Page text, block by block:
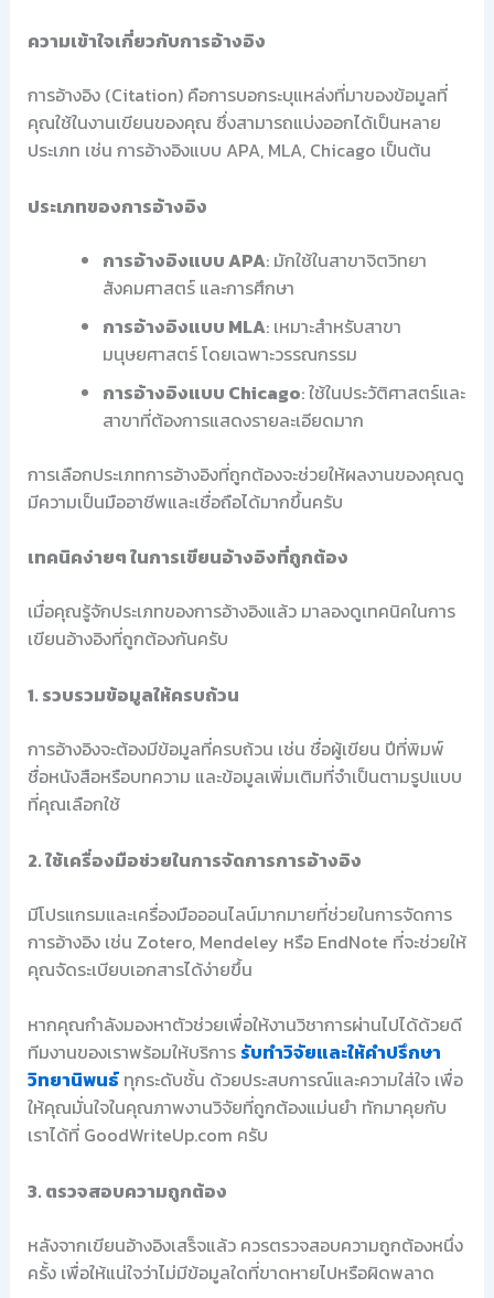
ความเข้าใจเกี่ยวกับการอ้างอิง
การอ้างอิง (Citation) คือการบอกระบุแหล่งที่มาของข้อมูลที่
คุณใช้ในงานเขียนของคุณ ซึ่งสามารถแบ่งออกได้เป็นหลาย
ประเภท เช่น การอ้างอิงแบบ APA, MLA, Chicago เป็นต้น
ประเภทของการอ้างอิง
การอ้างอิงแบบ APA: มักใช้ในสาขาจิตวิทยา
สังคมศาสตร์ และการศึกษา
การอ้างอิงแบบ MLA: เหมาะสำหรับสาขา
มนุษยศาสตร์ โดยเฉพาะวรรณกรรม
การอ้างอิงแบบ Chicago: ใช้ในประวัติศาสตร์และ
สาขาที่ต้องการแสดงรายละเอียดมาก
การเลือกประเภทการอ้างอิงที่ถูกต้องจะช่วยให้ผลงานของคุณดู
มีความเป็นมืออาชีพและเชื่อถือได้มากขึ้นครับ
เทคนิคง่ายๆ ในการเขียนอ้างอิงที่ถูกต้อง
เมื่อคุณรู้จักประเภทของการอ้างอิงแล้ว มาลองดูเทคนิคในการ
เขียนอ้างอิงที่ถูกต้องกันครับ
1. รวบรวมข้อมูลให้ครบถ้วน
การอ้างอิงจะต้องมีข้อมูลที่ครบถ้วน เช่น ชื่อผู้เขียน ปีที่พิมพ์
ชื่อหนังสือหรือบทความ และข้อมูลเพิ่มเติมที่จำเป็นตามรูปแบบ
ที่คุณเลือกใช้
2. ใช้เครื่องมือช่วยในการจัดการการอ้างอิง
มีโปรแกรมและเครื่องมือออนไลน์มากมายที่ช่วยในการจัดการ
การอ้างอิง เช่น Zotero, Mendeley หรือ EndNote ที่จะช่วยให้
คุณจัดระเบียบเอกสารได้ง่ายขึ้น
หากคุณกำลังมองหาตัวช่วยเพื่อให้งานวิชาการผ่านไปได้ด้วยดี
ทีมงานของเราพร้อมให้บริการ รับทำวิจัยและให้คำปรึกษา
วิทยานิพนธ์ทุกระดับชั้น ด้วยประสบการณ์และความใส่ใจ เพื่อ
ให้คุณมั่นใจในคุณภาพงานวิจัยที่ถูกต้องแม่นยำ ทักมาคุยกับ
เราได้ที่ GoodWriteUp.com ครับ
3. ตรวจสอบความถูกต้อง
หลังจากเขียนอ้างอิงเสร็จแล้ว ควรตรวจสอบความถูกต้องหนึ่ง
ครั้ง เพื่อให้แน่ใจว่าไม่มีข้อมูลใดที่ขาดหายไปหรือผิดพลาด